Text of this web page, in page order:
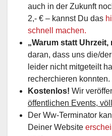
auch in der Zukunft
2,- € – kannst Du das
schnell machen.
„Warum statt Uhrzeit,
daran, dass uns die/
leider nicht mitgeteilt
recherchieren konnten.
Kostenlos! Wir
öffentlichen Events,
Der Ww-Terminator
Deiner Website